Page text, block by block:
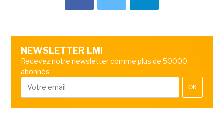
NEWSLETTER LMI
Recevez notre newsletter comme plus de 50000
abonnés
OK